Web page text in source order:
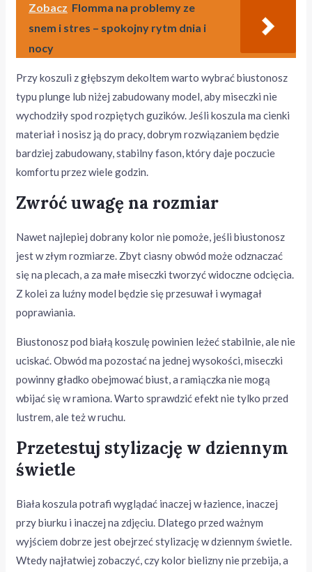
Zobacz Flomma na problemy ze
snem i stres – spokojny rytm dnia i
nocy
Przy koszuli z głębszym dekoltem warto wybrać biustonosz
typu plunge lub niżej zabudowany model, aby miseczki nie
wychodziły spod rozpiętych guzików. Jeśli koszula ma cienki
materiał i nosisz ją do pracy, dobrym rozwiązaniem będzie
bardziej zabudowany, stabilny fason, który daje poczucie
komfortu przez wiele godzin.
Zwróć uwagę na rozmiar
Nawet najlepiej dobrany kolor nie pomoże, jeśli biustonosz
jest w złym rozmiarze. Zbyt ciasny obwód może odznaczać
się na plecach, a za małe miseczki tworzyć widoczne odcięcia.
Z kolei za luźny model będzie się przesuwał i wymagał
poprawiania.
Biustonosz pod białą koszulę powinien leżeć stabilnie, ale nie
uciskać. Obwód ma pozostać na jednej wysokości, miseczki
powinny gładko obejmować biust, a ramiączka nie mogą
wbijać się w ramiona. Warto sprawdzić efekt nie tylko przed
lustrem, ale też w ruchu.
Przetestuj stylizację w dziennym
świetle
Biała koszula potrafi wyglądać inaczej w łazience, inaczej
przy biurku i inaczej na zdjęciu. Dlatego przed ważnym
wyjściem dobrze jest obejrzeć stylizację w dziennym świetle.
Wtedy najłatwiej zobaczyć, czy kolor bielizny nie przebija, a